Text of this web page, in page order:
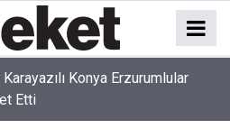
Konya Erzurumlular
Etti